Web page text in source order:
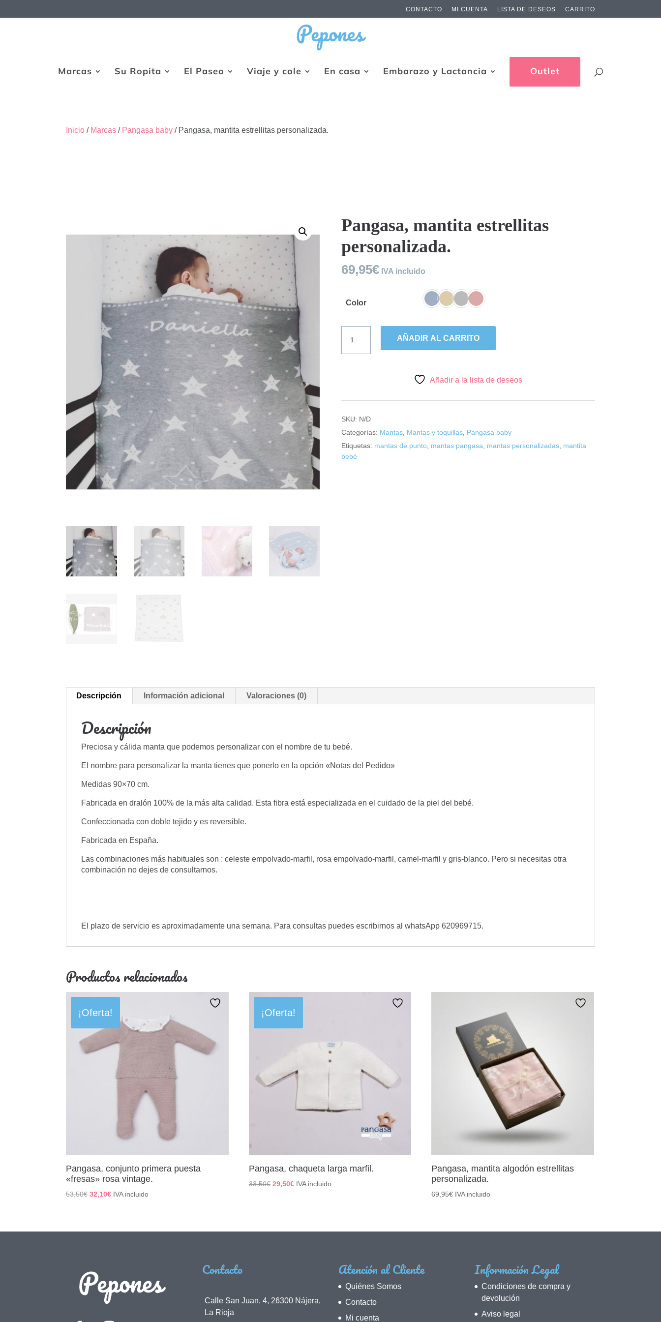
CONTACTO MI CUENTA LISTA DE DESEOS CARRITO
Marcas Su Ropita El Paseo Viaje y cole En casa Embarazo y Lactancia Outlet
Inicio / Marcas / Pangasa baby / Pangasa, mantita estrellitas personalizada.
Pangasa, mantita estrellitas
personalizada.
69,95€ IVA incluido
Color
mantita
estrellitas
AÑADIR AL CARRITO
Añadir a la lista de deseos
SKU: N/D
Categorías: Mantas, Mantas y toquillas, Pangasa baby
Etiquetas: mantas de punto, mantas pangasa mantas personalizadas, mantita
bebé
Descripción Información adicional Valoraciones (0)
Descripción
Preciosa y cálida manta que podemos personalizar con el nombre de tu bebé.
El nombre para personalizar la manta tienes que ponerlo en la opción «Notas del Pedido»
Medidas 90×70 cm.
Fabricada en dralón 100% de la más alta calidad. Esta fibra está especializada en el cuidado de la piel del bebé.
Confeccionada con doble tejido y es reversible.
Fabricada en España.
Las combinaciones más habituales son : celeste empolvado-marfil, rosa empolvado-marfil, camel-marfil y gris-blanco. Pero si necesitas otra
combinación no dejes de consultarnos.
El plazo de servicio es aproximadamente una semana. Para consultas puedes escribirnos al whatsApp 620969715.
Productos relacionados
¡Oferta!
Pangasa, conjunto primera puesta
«fresas» rosa vintage.
53,50€ El
32,10€ElIVA incluido
¡Oferta!
Pangasa, chaqueta larga marfil.
33,50€ El
29,50€ElIVA incluido
Pangasa, mantita algodón estrellitas
personalizada.
69,95€ IVA incluido
Contacto
Calle San Juan, 4, 26300 Nájera,
La Rioja
Atención al Cliente
Quiénes Somos
Contacto
Mi cuenta
Información Legal
Condiciones de compra y
devolución
Aviso legal